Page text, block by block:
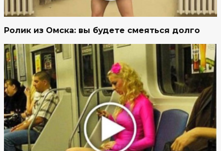
Ролик из Омска: вы будете смеяться долго